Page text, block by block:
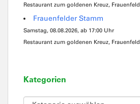
Restaurant zum goldenen Kreuz, Frauenfeld
Frauenfelder Stamm
Samstag, 08.08.2026, ab 17:00 Uhr
Restaurant zum goldenen Kreuz, Frauenfeld
Kategorien
Kategorien